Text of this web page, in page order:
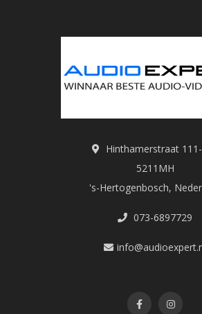
Hinthamerstraat
5211MH
's-Hertogenbosch,
073-6897729